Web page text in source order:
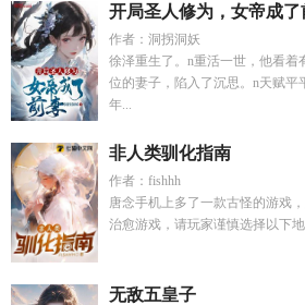
开局圣人修为，女帝成了
作者：洞拐洞妖
徐泽重生了。n重活一世，他看着
位的妻子，陷入了沉思。n天赋平
年...
非人类驯化指南
作者：fishhh
唐念手机上多了一款古怪的游戏
治愈游戏，请玩家谨慎选择以下
无敌五皇子